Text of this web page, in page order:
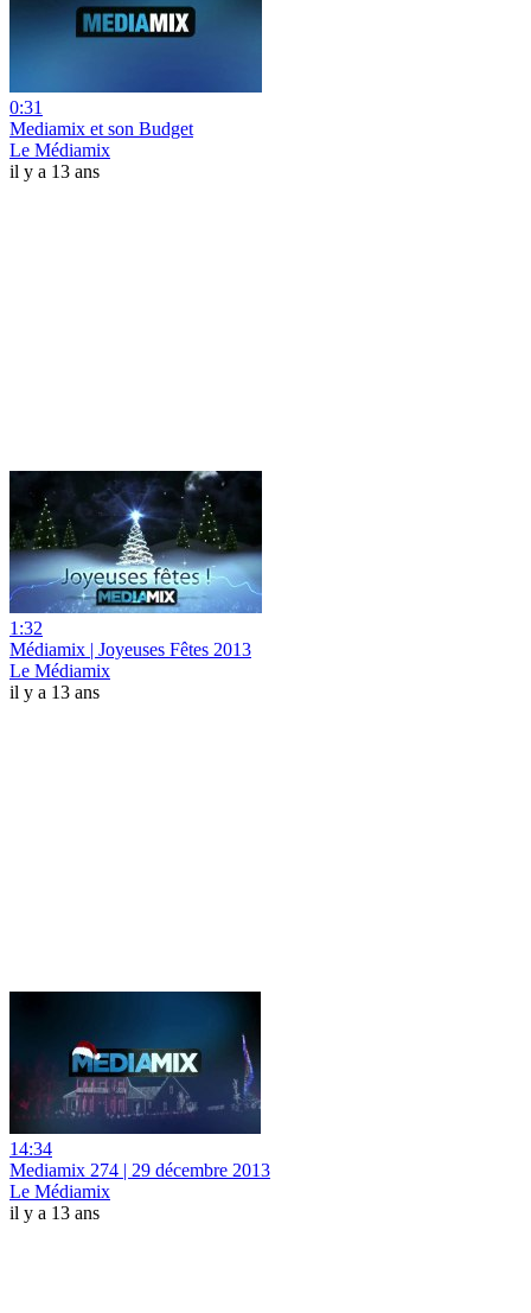
0:31
Mediamix et son Budget
Le Médiamix
il y a 13 ans
1:32
Médiamix | Joyeuses Fêtes 2013
Le Médiamix
il y a 13 ans
14:34
Mediamix 274 | 29 décembre 2013
Le Médiamix
il y a 13 ans